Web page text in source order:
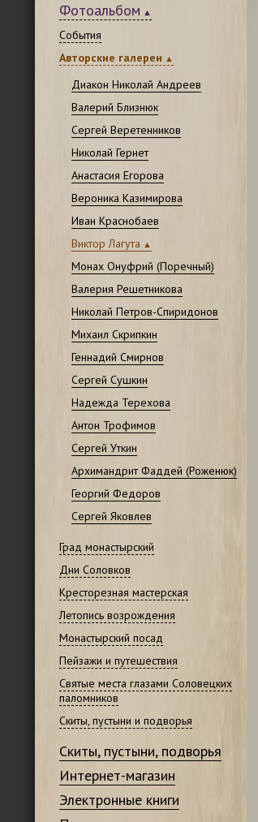
Фотоальбом
События
Авторские галереи
Диакон Николай Андреев
Валерий Близнюк
Сергей Веретенников
Николай Гернет
Анастасия Егорова
Вероника Казимирова
Иван Краснобаев
Виктор Лагута
Монах Онуфрий (Поречный)
Валерия Решетникова
Николай Петров-Спиридонов
Михаил Скрипкин
Геннадий Смирнов
Сергей Сушкин
Надежда Терехова
Антон Трофимов
Сергей Уткин
Архимандрит Фаддей (Роженюк)
Георгий Федоров
Сергей Яковлев
Град монастырский
Дни Соловков
Кресторезная мастерская
Летопись возрождения
Монастырский посад
Пейзажи и путешествия
Святые места глазами Соловецких
паломников
Скиты, пустыни и подворья
Скиты, пустыни, подворья
Интернет-магазин
Электронные книги